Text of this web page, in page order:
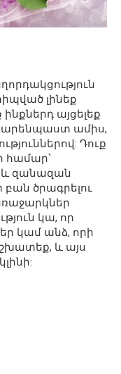
լինեք
ինքներդ այցելեք
ամիս,
Դուք
համար՝
և զանազան
բան ծրագրելու
կա, որ
կամ անձ, որի
և այս